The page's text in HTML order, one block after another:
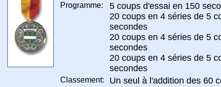
Programme:
5 coups d'essai en 150
20 coups en 4 séries de 5
secondes
20 coups en 4 séries de 5
secondes
20 coups en 4 séries de 5
secondes
Classement: Un seul à l'addition des 60